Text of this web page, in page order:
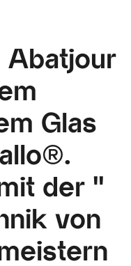
Abatjour
Glas
der "
von